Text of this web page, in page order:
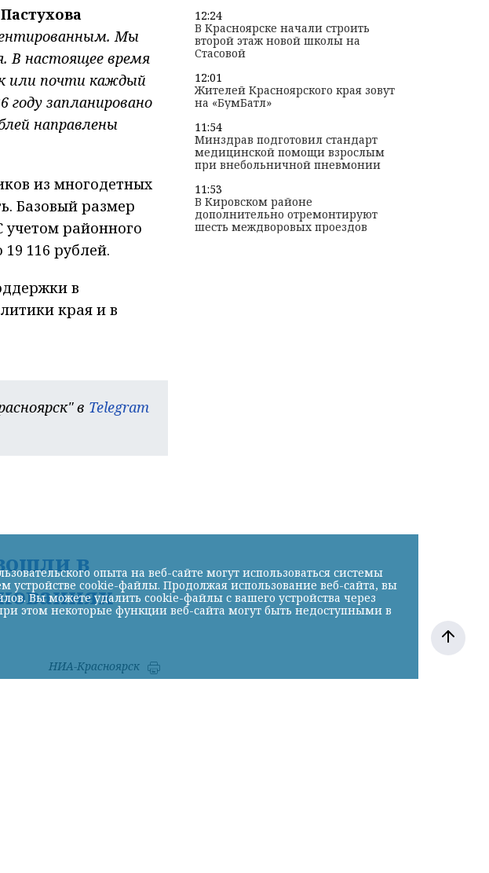
Мы
В настоящее время
или почти каждый
запланировано
направлены
из многодетных
Базовый размер
учетом районного
116 рублей.
в
края и в
в Telegram
в
НИА-Красноярск
12:24
В Красноярске начали строить
второй этаж новой школы на
Стасовой
12:01
Жителей Красноярского края зовут
на «БумБатл»
11:54
Минздрав подготовил стандарт
медицинской помощи взрослым
при внебольничной пневмонии
11:53
В Кировском районе
дополнительно отремонтируют
шесть междворовых проездов
опыта на веб-сайте могут использоваться системы
cookie-файлы. Продолжая использование веб-сайта, вы
Вы можете удалить cookie-файлы с вашего устройства через
этом некоторые функции веб-сайта могут быть недоступными в